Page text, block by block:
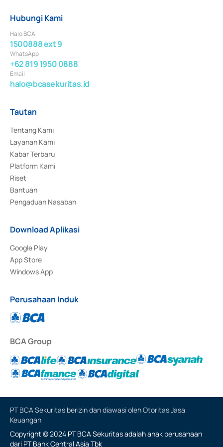
Hubungi Kami
Halo BCA
1500888 ext 9
WhatsApp
+62 819 1950 0888
Email
halo@bcasekuritas.id
Tautan
Tentang Kami
Layanan Kami
Kabar Terbaru
Platform Kami
Riset
Bantuan
Pengaduan Nasabah
Download Aplikasi
Google Play
App Store
Windows App
Perusahaan Induk
BCA Group
PT BCA Sekuritas berizin dan diawasi oleh Otoritas Jasa
Keuangan
Copyright © 2024 PT BCA Sekuritas adalah anak perusahaan
dari PT Bank Central Asia Tbk